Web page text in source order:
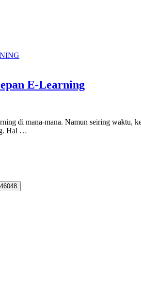
E-Learning
di mana-mana. Namun seiring waktu,
Hal …